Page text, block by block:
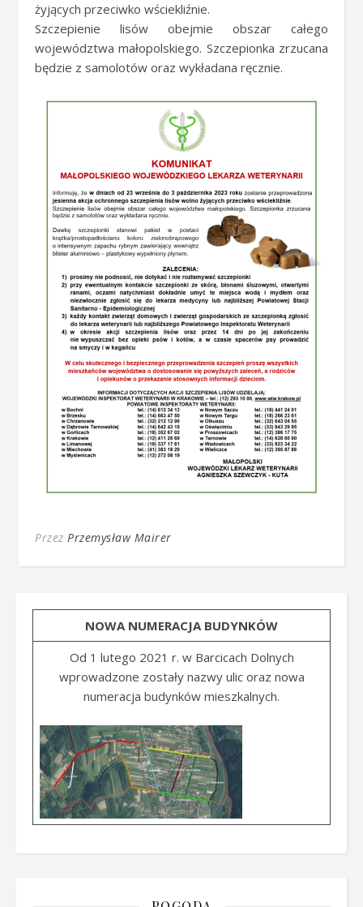
żyjących przeciwko wściekliźnie.
Szczepienie lisów obejmie obszar całego
województwa małopolskiego. Szczepionka zrzucana
będzie z samolotów oraz wykładana ręcznie.
Przez Przemysław Mairer
NOWA NUMERACJA BUDYNKÓW
Od 1 lutego 2021 r. w Barcicach Dolnych
wprowadzone zostały nazwy ulic oraz nowa
numeracja budynków mieszkalnych.